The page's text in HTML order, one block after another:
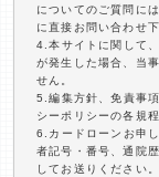
についてのご質問に
に直接お問い合わせ下
4.本サイトに関して
が発生した場合、当
せん。
5.編集方針、免責事
シーポリシーの各規
6.カードローンお申
者記号・番号、通院
してお送りください